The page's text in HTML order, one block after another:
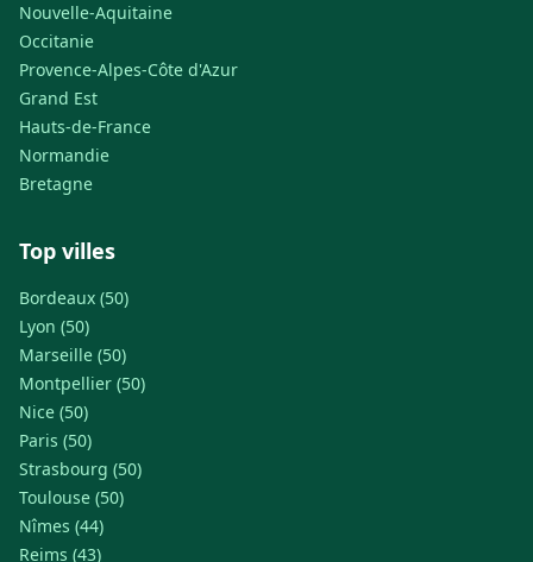
Nouvelle-Aquitaine
Occitanie
Provence-Alpes-Côte d'Azur
Grand Est
Hauts-de-France
Normandie
Bretagne
Top villes
Bordeaux (50)
Lyon (50)
Marseille (50)
Montpellier (50)
Nice (50)
Paris (50)
Strasbourg (50)
Toulouse (50)
Nîmes (44)
Reims (43)